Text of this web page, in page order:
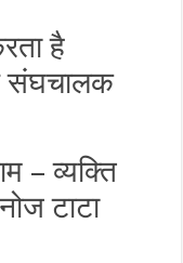
है
संघचालक
– व्यक्ति
टाटा